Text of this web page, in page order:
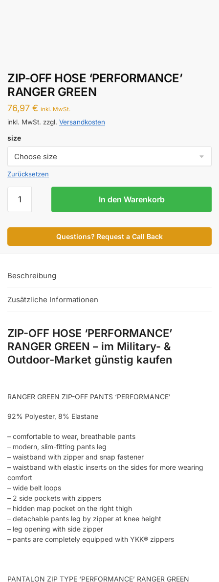
ZIP-OFF HOSE ‘PERFORMANCE’
RANGER GREEN
76,97 € inkl. MwSt.
inkl. MwSt. zzgl. Versandkosten
size
Zurücksetzen
OFF
'PERFORMANCE'
In den Warenkorb
Questions? Request a Call Back
Beschreibung
Zusätzliche Informationen
ZIP-OFF HOSE ‘PERFORMANCE’
RANGER GREEN – im Military- &
Outdoor-Market günstig kaufen
RANGER GREEN ZIP-OFF PANTS ‘PERFORMANCE’
92% Polyester, 8% Elastane
– comfortable to wear, breathable pants
– modern, slim-fitting pants leg
– waistband with zipper and snap fastener
– waistband with elastic inserts on the sides for more wearing
comfort
– wide belt loops
– 2 side pockets with zippers
– hidden map pocket on the right thigh
– detachable pants leg by zipper at knee height
– leg opening with side zipper
– pants are completely equipped with YKK® zippers
PANTALON ZIP TYPE ‘PERFORMANCE’ RANGER GREEN